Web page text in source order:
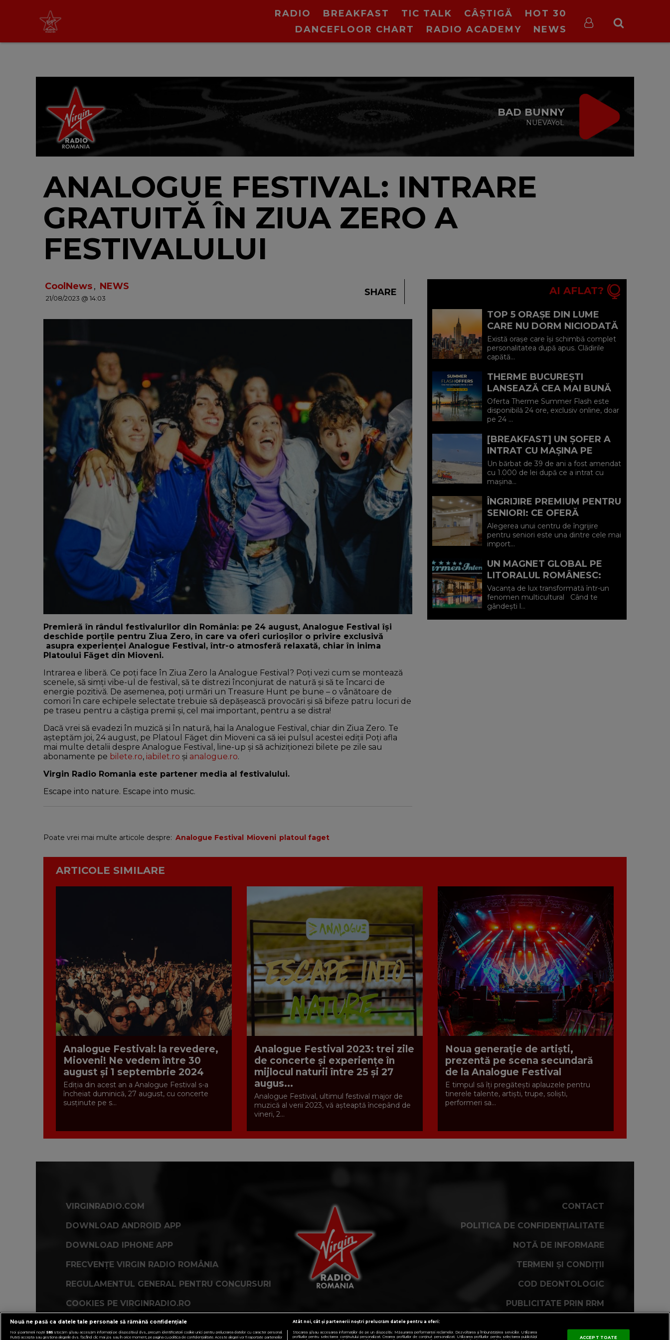
RADIO BREAKFAST TIC TALK CÂȘTIGĂ
HOT 30
DANCEFLOOR CHART
RADIO ACADEMY NEWS
MUSIC DE
WEEKEND
ANALOGUE FESTIVAL: INTRARE
GRATUITĂ ÎN ZIUA ZERO A
FESTIVALULUI
CoolNews, NEWS
21/08/2023 @ 14:03
SHARE
Premieră în rândul festivalurilor din România: pe 24 august, Analogue Festival își
deschide porțile pentru Ziua Zero, în care va oferi curioșilor o privire exclusivă
asupra experienței Analogue Festival, într-o atmosferă relaxată, chiar în inima
Platoului Făget din Mioveni.
Intrarea e liberă. Ce poți face în Ziua Zero la Analogue Festival? Poți vezi cum se montează
scenele, să simți vibe-ul de festival, să te distrezi înconjurat de natură și să te încarci de
energie pozitivă. De asemenea, poți urmări un Treasure Hunt pe bune – o vânătoare de
comori în care echipele selectate trebuie să depășească provocări și să bifeze patru locuri de
pe traseu pentru a căștiga premii și, cel mai important, pentru a se distra!
Dacă vrei să evadezi în muzică și în natură, hai la Analogue Festival, chiar din Ziua Zero. Te
așteptăm joi, 24 august, pe Platoul Făget din Mioveni ca să iei pulsul acestei ediții Poți afla
mai multe detalii despre Analogue Festival, line-up și să achiziționezi bilete pe zile sau
abonamente pe bilete.ro, iabilet.ro și analogue.ro.
Virgin Radio Romania este partener media al festivalului.
Escape into nature. Escape into music.
Poate vrei mai multe articole despre: Analogue Festival Mioveni platoul faget
AI AFLAT?
TOP 5 ORAȘE DIN LUME
CARE NU DORM NICIODATĂ
ȘI POVEȘTILE DIN SPATELE
CELOR MAI CELEBRE
BULEVARDE DE ...
Există orașe care își schimbă complet
personalitatea după apus. Clădirile
capătă...
THERME BUCUREȘTI
LANSEAZĂ CEA MAI BUNĂ
OFERTĂ A VERII: MINUS 20%
LA VOUCHERE, DOAR PE 24
IULIE (P)...
Oferta Therme Summer Flash este
disponibilă 24 ore, exclusiv online, doar
pe 24 ...
[BREAKFAST] UN ȘOFER A
INTRAT CU MAȘINA PE
PLAJA DIN VADU ȘI A FOST
AMENDAT.
Un bărbat de 39 de ani a fost amendat
cu 1.000 de lei după ce a intrat cu
mașina...
ÎNGRIJIRE PREMIUM PENTRU
SENIORI: CE OFERĂ
CENTRUL AFFINITY LIFE
CARE (P)
Alegerea unui centru de îngrijire
pentru seniori este una dintre cele mai
import...
UN MAGNET GLOBAL PE
LITORALUL ROMÂNESC:
HOTEL CARMEN
INTERNATIONAL 5★ DIN
VENUS (P)
Vacanța de lux transformată într-un
fenomen multicultural Când te
gândești l...
ARTICOLE SIMILARE
Analogue Festival: la revedere,
Mioveni! Ne vedem între 30
august și 1 septembrie 2024
Ediția din acest an a Analogue Festival s-a
încheiat duminică, 27 august, cu concerte
susținute pe s...
Analogue Festival 2023: trei zile
de concerte și experiențe în
mijlocul naturii între 25 și 27
augus...
Analogue Festival, ultimul festival major de
muzică al verii 2023, vă așteaptă începând de
vineri, 2...
Noua generație de artiști,
prezentă pe scena secundară
de la Analogue Festival
E timpul să îți pregătești aplauzele pentru
tinerele talente, artiști, trupe, soliști,
performeri sa...
VIRGINRADIO.COM
DOWNLOAD ANDROID APP
DOWNLOAD IPHONE APP
FRECVENȚE VIRGIN RADIO ROMÂNIA
REGULAMENTUL GENERAL PENTRU CONCURSURI
COOKIES PE VIRGINRADIO.RO
CONTACT
POLITICA DE CONFIDENȚIALITATE
NOTĂ DE INFORMARE
TERMENI ȘI CONDIȚII
COD DEONTOLOGIC
PUBLICITATE PRIN RRM
Nouă ne pasă ca datele tale personale să rămână confidențiale
Noi și partenerii noștri 585stocăm și/sau accesăm informații pe dispozitivul dvs., precum identificatorii cookie unici pentru prelucrarea datelor cu caracter personal.
Puteți accepta sau gestiona alegerile dvs. făcând clic mai jos sau în orice moment, pe pagina cu politica de confidențialitate. Aceste alegeri vor fi raportate partenerilor
Atât noi, cât și partenerii noștri prelucrăm datele pentru a oferi:
Stocarea și/sau accesarea informațiilor de pe un dispozitiv. Măsurarea performanței reclamelor. Dezvoltarea și îmbunătățirea serviciilor. Utilizarea
profilurilor pentru selectarea conținutului personalizat. Crearea profilurilor de conținut personalizat. Utilizarea profilurilor pentru selectarea publicității
ACCEPT TOATE